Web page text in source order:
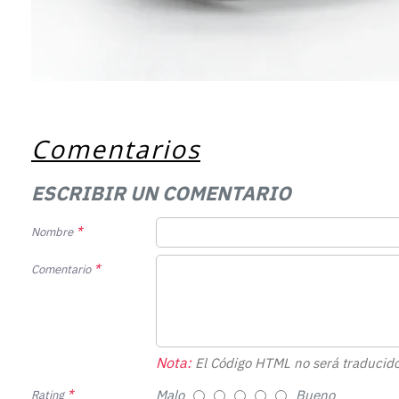
Comentarios
ESCRIBIR UN COMENTARIO
Nombre
Comentario
Nota:El Código HTML no será
Rating Malo Bueno